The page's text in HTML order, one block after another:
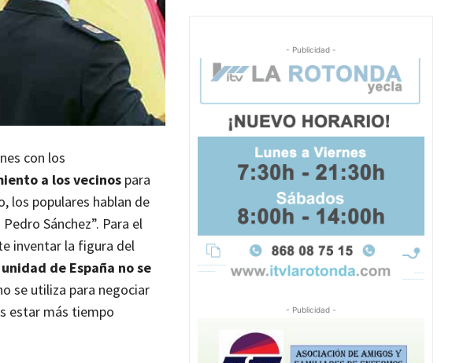
con los
a los vecinos para
los populares hablan de
Sánchez”. Para el
inventar la figura del
de España no se
se utiliza para negociar
estar más tiempo
- Publicidad -
- Publicidad -